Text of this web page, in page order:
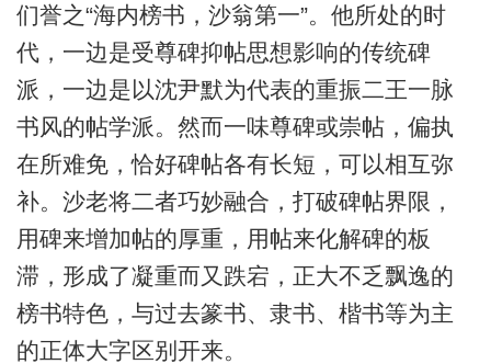
们誉之“海内榜书，沙翁第一”。他所处的时
代，一边是受尊碑抑帖思想影响的传统碑
派，一边是以沈尹默为代表的重振二王一脉
书风的帖学派。然而一味尊碑或崇帖，偏执
在所难免，恰好碑帖各有长短，可以相互弥
补。沙老将二者巧妙融合，打破碑帖界限，
用碑来增加帖的厚重，用帖来化解碑的板
滞，形成了凝重而又跌宕，正大不乏飘逸的
榜书特色，与过去篆书、隶书、楷书等为主
的正体大字区别开来。